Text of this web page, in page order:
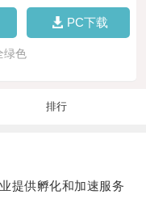
PC下载
绿色
排行
供孵化和加速服务